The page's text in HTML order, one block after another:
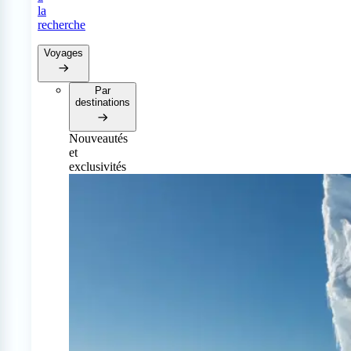
la
recherche
Voyages
Par
destinations
Nouveautés
et
exclusivités